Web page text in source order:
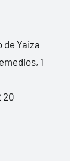
Yaiza
1
20